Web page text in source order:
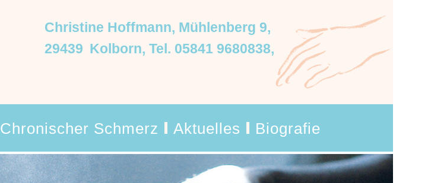
Christine Hoffmann, Mühlenberg 9,
29439 Kolborn, Tel. 05841 9680838,
Chronischer Schmerz Aktuelles Biografie